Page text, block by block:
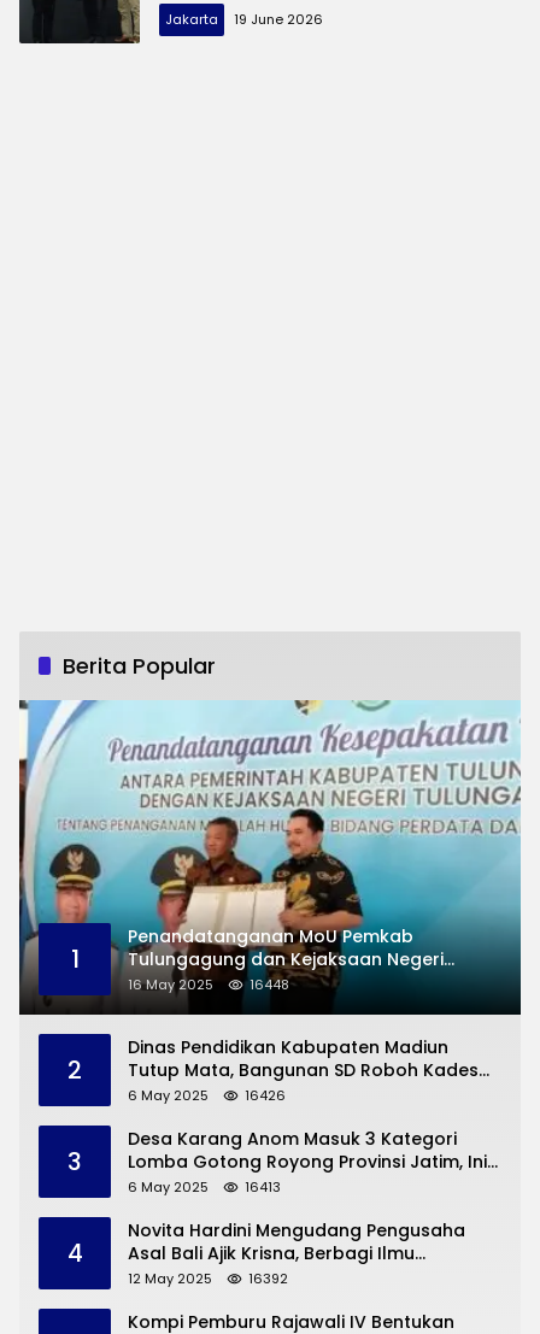
Jakarta 19 June 2026
Berita Popular
1
Penandatanganan MoU Pemkab
Tulungagung dan Kejaksaan Negeri
Permasalahan Hukum
16 May 2025 16448
2
Dinas Pendidikan Kabupaten Madiun
Tutup Mata, Bangunan SD Roboh Kades
Dermorejo Bangun Pakai Dana Pribadi
6 May 2025 16426
3
Desa Karang Anom Masuk 3 Kategori
Lomba Gotong Royong Provinsi Jatim, Ini
yang Disampaikan Sekda Trenggalek
6 May 2025 16413
4
Novita Hardini Mengudang Pengusaha
Asal Bali Ajik Krisna, Berbagi Ilmu
Pengembangan Pariwisata dan UMKM
12 May 2025 16392
Kompi Pemburu Rajawali IV Bentukan